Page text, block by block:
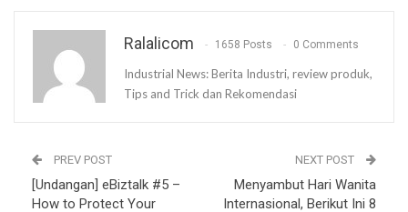
Ralalicom 1658 Posts 0 Comments
Industrial News: Berita Industri, review produk,
Tips and Trick dan Rekomendasi
PREV POST
[Undangan] eBiztalk #5 –
How to Protect Your
NEXT POST
Menyambut Hari Wanita
Internasional, Berikut Ini 8